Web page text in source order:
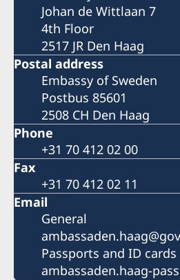
Johan de Wittlaan 7
4th Floor
2517 JR Den Haag
Postal address
Embassy of Sweden
Postbus 85601
2508 CH Den Haag
Phone
+31 70 412 02 00
Fax
+31 70 412 02 11
Email
General
Passports and ID cards
ambassaden.haag-